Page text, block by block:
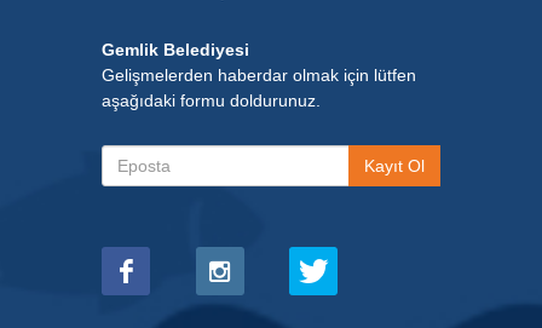
Gemlik Belediyesi
Gelişmelerden haberdar olmak için lütfen
aşağıdaki formu doldurunuz.